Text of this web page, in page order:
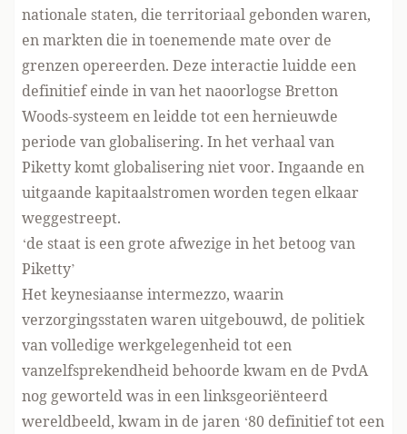
nationale staten, die territoriaal gebonden waren,
en markten die in toenemende mate over de
grenzen opereerden. Deze interactie luidde een
definitief einde in van het naoorlogse Bretton
Woods-systeem en leidde tot een hernieuwde
periode van globalisering. In het verhaal van
Piketty komt globalisering niet voor. Ingaande en
uitgaande kapitaalstromen worden tegen elkaar
weggestreept.
‘de staat is een grote afwezige in het betoog van
Piketty’
Het keynesiaanse intermezzo, waarin
verzorgingsstaten waren uitgebouwd, de politiek
van volledige werkgelegenheid tot een
vanzelfsprekendheid behoorde kwam en de PvdA
nog geworteld was in een linksgeoriënteerd
wereldbeeld, kwam in de jaren ‘80 definitief tot een